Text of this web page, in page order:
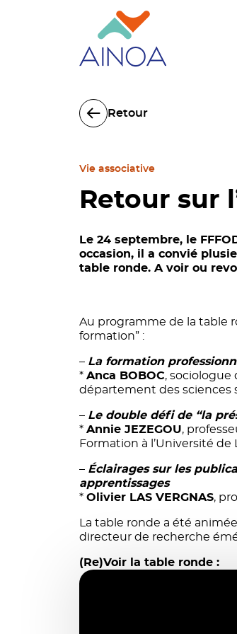
Retour
Vie associative
Retour sur
Le 24 septembre, le
occasion, il a convié
table ronde. A voir ou
Au programme de la table
formation” :
– La formation
* Anca BOBOC, sociologue
département des sciences
– Le double défi de “la
* Annie JEZEGOU,
Formation à l’Université de
– Éclairages sur les
apprentissages
* Olivier LAS VERGNAS,
La table ronde a été
directeur de recherche
(Re)Voir la table ronde :